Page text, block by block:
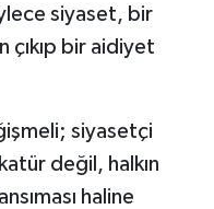
siyaset, bir
çıkıp bir aidiyet
siyasetçi
değil, halkın
haline